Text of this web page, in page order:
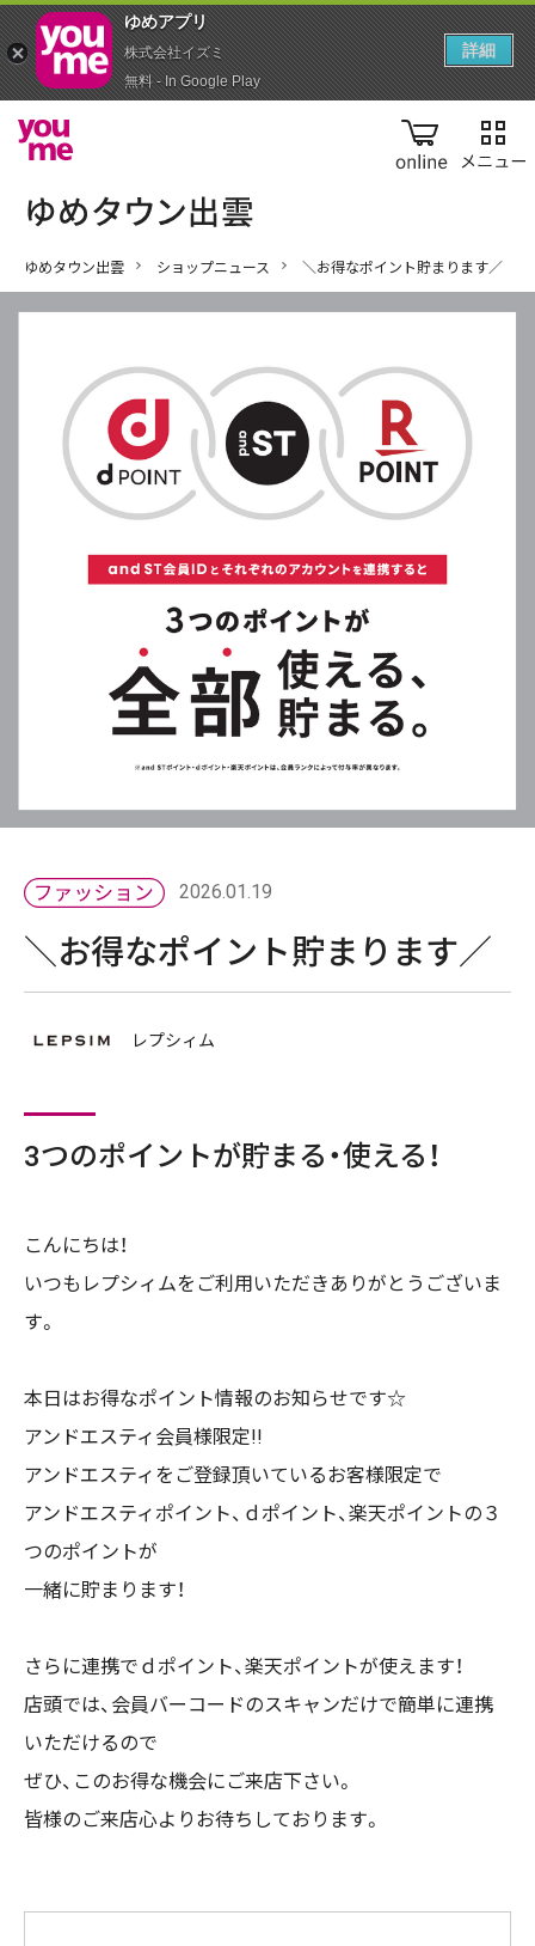
online
ゆめタウン出雲 ショップニュース ＼お得なポイント貯まります／
2026.01.19
＼お得なポイント貯まります／
レプシィム
3つのポイントが貯まる・使える！
こんにちは！
いつもレプシィムをご利用いただきありがとうございま
す。
本日はお得なポイント情報のお知らせです☆
アンドエスティ会員様限定!!
アンドエスティをご登録頂いているお客様限定で
アンドエスティポイント、ｄポイント、楽天ポイントの３
つのポイントが
一緒に貯まります！
さらに連携でｄポイント、楽天ポイントが使えます！
店頭では、会員バーコードのスキャンだけで簡単に連携
いただけるので
ぜひ、このお得な機会にご来店下さい。
皆様のご来店心よりお待ちしております。
ゆめアプ‪リ‬
株式会社イズミ
無料 - In Google Play
詳細